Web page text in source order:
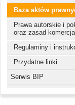
Baza aktów
Prawa autorskie i
oraz zasad
Regulaminy i
Przydatne linki
Serwis BIP